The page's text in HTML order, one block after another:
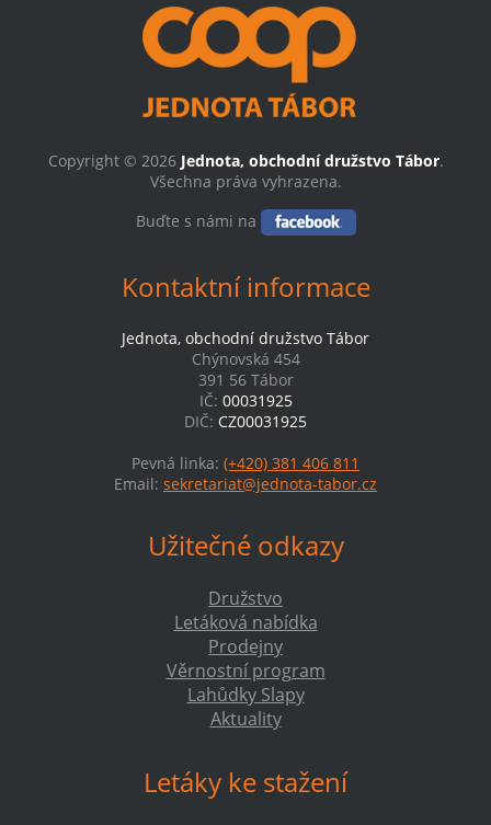
Copyright © 2026 Jednota, obchodní družstvo Tábor.
Všechna práva vyhrazena.
Buďte s námi na
Kontaktní informace
Jednota, obchodní družstvo Tábor
Chýnovská 454
391 56 Tábor
IČ: 00031925
DIČ: CZ00031925
Pevná linka: (+420) 381 406 811
Email: sekretariat@jednota-tabor.cz
Užitečné odkazy
Družstvo
Letáková nabídka
Prodejny
Věrnostní program
Lahůdky Slapy
Aktuality
Letáky ke stažení